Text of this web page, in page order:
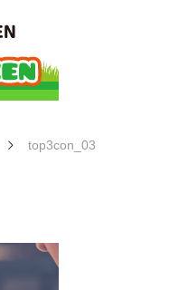
top3con_03